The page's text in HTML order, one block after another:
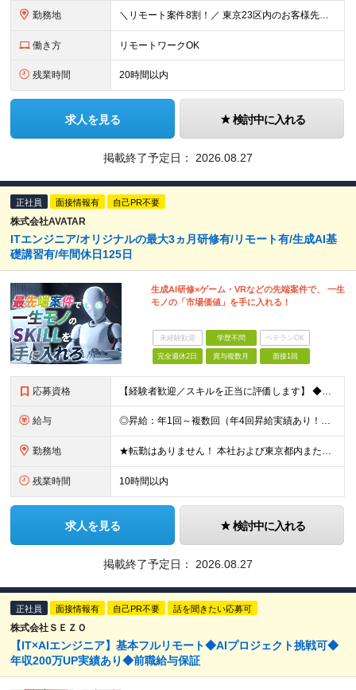
勤務地 ＼リモート案件8割！／ 東京23区内のお客様先にて勤務していただきます。 本社所在地：神奈川県横浜市瀬谷区本郷3-1-17 第2斉藤ビル2F (変更の範囲)上記を除く当社関連勤務地
働き方 リモートワークOK
残業時間 20時間以内
求人を見る 検討中に入れる
掲載終了予定日： 2026.08.27
正社員 面接情報有 自己PR不要
株式会社AVATAR
ITエンジニア/オリジナルの最大3ヵ月研修有/リモート有/生成AI基
礎講習有/年間休日125日
生成AI研修×ゲーム・VRなどの先端案件で、 一生
モノの「市場価値」を手に入れる！
未経験歓迎 学歴不問 ベテランOK
完全週休2日 賞与複数月 面接1回
応募資格 【経験者歓迎／スキルを正当に評価します】 ◆学歴不問 ◆ITエンジニアとしての実務経験をお持ちの方（年数・分野不問） 「今の環境ではスキルアップの実感がない」 「もっと幅広い技術に挑戦したい」 「
給与 ◎昇給：年1回～複数回（年4回昇給実績あり！） ◎1000万円以上も可／20代後半で複数在籍！ 【ITエンジニア業務経験者】 ◆月給30万円～80万円(固定残業代含む)＋各種手当 ※経験者は試用期間
勤務地 ★転勤はありません！ 本社および東京都内または 首都圏を中心とするプロジェクト先での勤務となります。 ※勤務地選択可 ※希望は最大限考慮します ※入社後の転居を伴う転勤なし ◆本社オフィス 東京都
残業時間 10時間以内
求人を見る 検討中に入れる
掲載終了予定日： 2026.08.27
正社員 面接情報有 自己PR不要 話を聞きたい応募可
株式会社ＳＥＺＯ
【IT×AIエンジニア】基本フルリモート◆AIプロジェクト挑戦可◆
年収200万UP実績あり◆前職給与保証